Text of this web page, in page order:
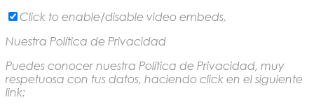
Click to enable/disable video embeds.
Nuestra Política de Privacidad
Puedes conocer nuestra Política de Privacidad, muy
respetuosa con tus datos, haciendo click en el siguiente
link: